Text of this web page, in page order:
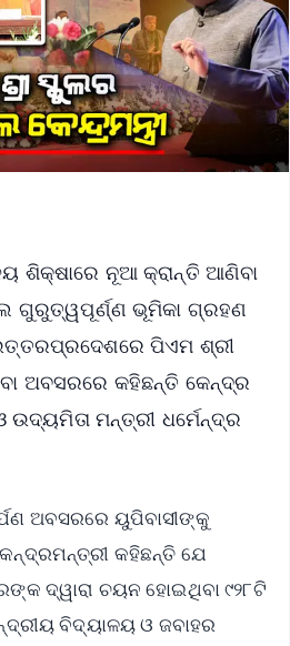
ଶିକ୍ଷାରେ ନୂଆ କ୍ରାନ୍ତି ଆଣିବା
ଗୁରୁତ୍ୱପୂର୍ଣ୍ଣ ଭୂମିକା ଗ୍ରହଣ
ପିଏମ ଶ୍ରୀ
ଅବସରରେ କହିଛନ୍ତି କେନ୍ଦ୍ର
ଉଦ୍ୟମିତା ମନ୍ତ୍ରୀ ଧର୍ମେନ୍ଦ୍ର
ଅବସରରେ ୟୁପିବାସୀଙ୍କୁ
କହିଛନ୍ତି ଯେ
ଦ୍ୱାରା ଚୟନ ହୋଇଥିବା ୯୨୮ଟି
ବିଦ୍ୟାଳୟ ଓ ଜବାହର